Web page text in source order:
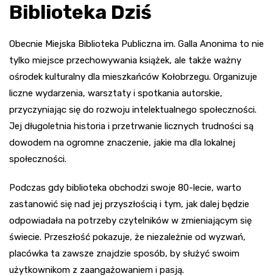
Biblioteka Dziś
Obecnie Miejska Biblioteka Publiczna im. Galla Anonima to nie
tylko miejsce przechowywania książek, ale także ważny
ośrodek kulturalny dla mieszkańców Kołobrzegu. Organizuje
liczne wydarzenia, warsztaty i spotkania autorskie,
przyczyniając się do rozwoju intelektualnego społeczności.
Jej długoletnia historia i przetrwanie licznych trudności są
dowodem na ogromne znaczenie, jakie ma dla lokalnej
społeczności.
Podczas gdy biblioteka obchodzi swoje 80-lecie, warto
zastanowić się nad jej przyszłością i tym, jak dalej będzie
odpowiadała na potrzeby czytelników w zmieniającym się
świecie. Przeszłość pokazuje, że niezależnie od wyzwań,
placówka ta zawsze znajdzie sposób, by służyć swoim
użytkownikom z zaangażowaniem i pasją.